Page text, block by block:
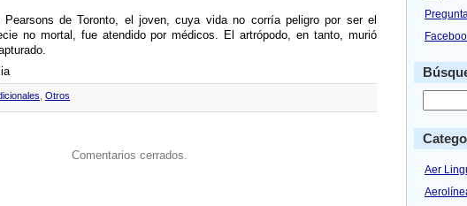
Pearsons de Toronto, el joven, cuya vida no corrí­a peligro por ser el
no mortal, fue atendido por médicos. El artrópodo, en tanto, murió
Otros
Comentarios cerrados.
Aer